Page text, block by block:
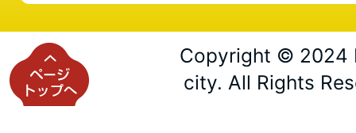
Copyright © 2024
city. All Rights